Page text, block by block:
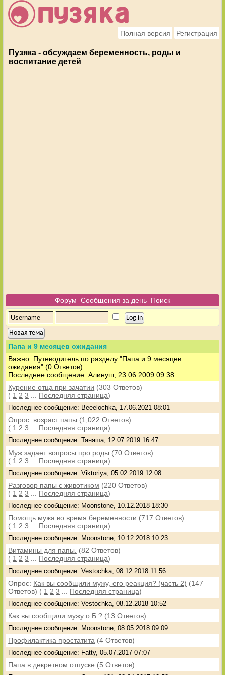
Полная версия Регистрация
Пузяка - обсуждаем беременность, роды и
воспитание детей
Форум Сообщения за день Поиск
Новая тема
Папа и 9 месяцев ожидания
Важно: Путеводитель по разделу "Папа и 9 месяцев
ожидания" (0 Ответов)
Последнее сообщение: Алинуш, 23.06.2009 09:38
Курение отца при зачатии (303 Ответов)
( 1 2 3 Последняя страница)
Последнее сообщение: Beeelochka, 17.06.2021 08:01
Опрос: возраст папы (1,022 Ответов)
( 1 2 3 Последняя страница)
Последнее сообщение: Таняша, 12.07.2019 16:47
Муж задает вопросы про роды (70 Ответов)
( 1 2 3 Последняя страница)
Последнее сообщение: Viktoriya, 05.02.2019 12:08
Разговор папы с животиком (220 Ответов)
( 1 2 3 Последняя страница)
Последнее сообщение: Moonstone, 10.12.2018 18:30
Помощь мужа во время беременности (717 Ответов)
( 1 2 3 Последняя страница)
Последнее сообщение: Moonstone, 10.12.2018 10:23
Витамины для папы.
(82 Ответов)
( 1 2 3 Последняя страница)
Последнее сообщение: Vestochka, 08.12.2018 11:56
Опрос: Как вы сообщили мужу, его реакция? (часть 2) (147
Ответов) ( 1 2 3 Последняя страница)
Последнее сообщение: Vestochka, 08.12.2018 10:52
Как вы сообщили мужу о Б ? (13 Ответов)
Последнее сообщение: Moonstone, 08.05.2018 09:09
Профилактика простатита (4 Ответов)
Последнее сообщение: Fatty, 05.07.2017 07:07
Папа в декретном отпуске (5 Ответов)